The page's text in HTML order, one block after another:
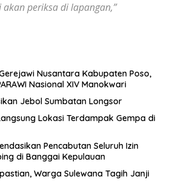
akan periksa di lapangan,”
Nusantara Kabupaten Poso,
Nasional XIV Manokwari
Jebol Sumbatan Longsor
Lokasi Terdampak Gempa di
Pencabutan Seluruh Izin
di Banggai Kepulauan
Warga Sulewana Tagih Janji